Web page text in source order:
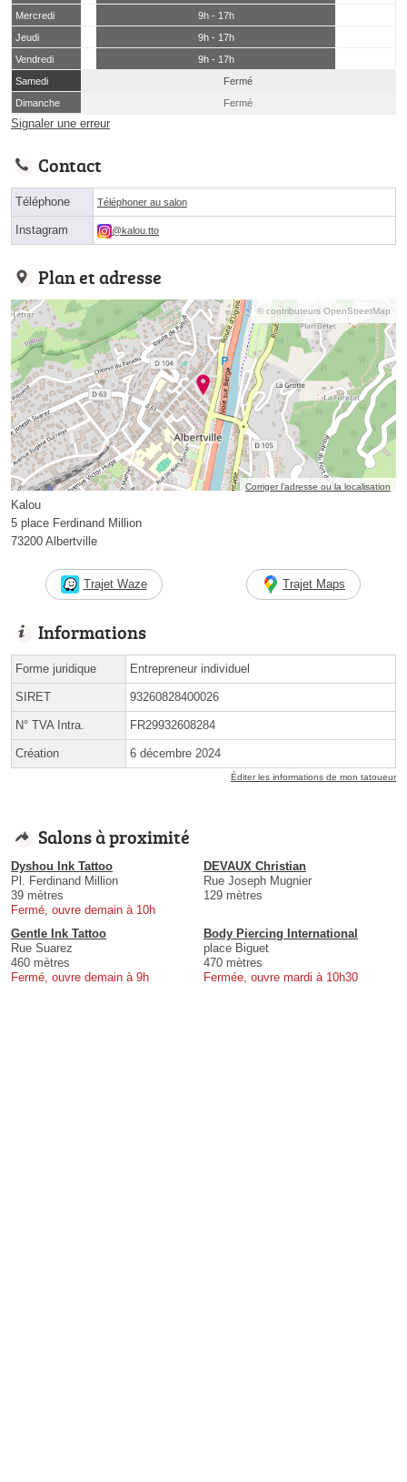
Mercredi
9h - 17h
Jeudi
9h - 17h
Vendredi
9h - 17h
Samedi
Fermé
Dimanche
Fermé
Signaler une erreur
Contact
Téléphone Téléphoner au salon
Instagram @kalou.tto
Plan et adresse
© contributeurs OpenStreetMap
Corriger l’adresse ou la localisation
Kalou
5 place Ferdinand Million
73200 Albertville
Trajet Waze Trajet Maps
Informations
Forme juridique Entrepreneur individuel
SIRET 93260828400026
N° TVA Intra. FR29932608284
Création 6 décembre 2024
Éditer les informations de mon tatoueur
Salons à proximité
Dyshou Ink Tattoo
Pl. Ferdinand Million
39 mètres
Fermé, ouvre demain à 10h
DEVAUX Christian
Rue Joseph Mugnier
129 mètres
Gentle Ink Tattoo
Rue Suarez
460 mètres
Fermé, ouvre demain à 9h
Body Piercing International
place Biguet
470 mètres
Fermée, ouvre mardi à 10h30